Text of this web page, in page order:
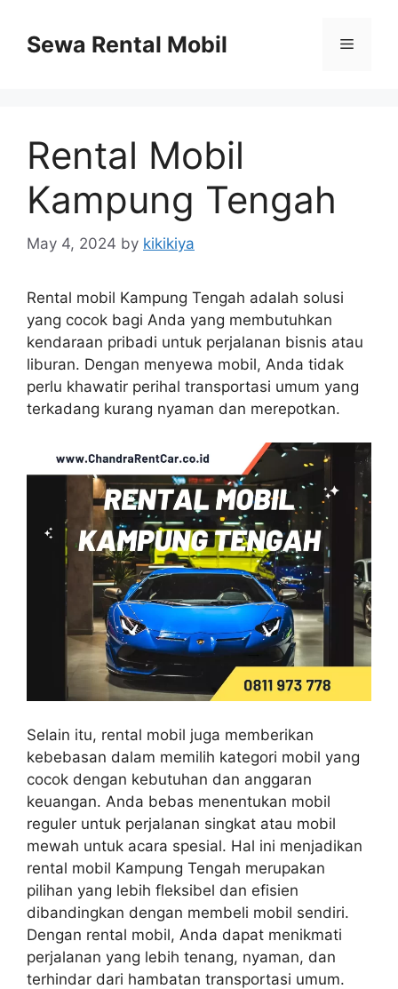
contentSewa Rental Mobil Menu
Rental Mobil
Kampung Tengah
May 4, 2024 by kikikiya
Rental mobil Kampung Tengah adalah solusi
yang cocok bagi Anda yang membutuhkan
kendaraan pribadi untuk perjalanan bisnis atau
liburan. Dengan menyewa mobil, Anda tidak
perlu khawatir perihal transportasi umum yang
terkadang kurang nyaman dan merepotkan.
Selain itu, rental mobil juga memberikan
kebebasan dalam memilih kategori mobil yang
cocok dengan kebutuhan dan anggaran
keuangan. Anda bebas menentukan mobil
reguler untuk perjalanan singkat atau mobil
mewah untuk acara spesial. Hal ini menjadikan
rental mobil Kampung Tengah merupakan
pilihan yang lebih fleksibel dan efisien
dibandingkan dengan membeli mobil sendiri.
Dengan rental mobil, Anda dapat menikmati
perjalanan yang lebih tenang, nyaman, dan
terhindar dari hambatan transportasi umum.